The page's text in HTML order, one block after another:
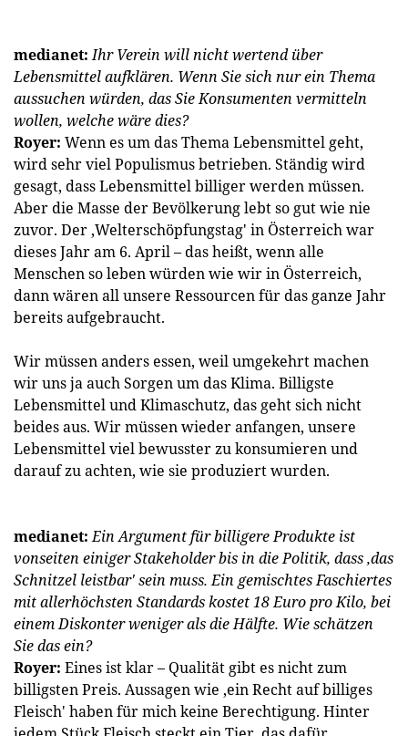
medianet:Ihr Verein will nicht wertend über
Lebensmittel aufklären. Wenn Sie sich nur ein Thema
aussuchen würden, das Sie Konsumenten vermitteln
wollen, welche wäre dies?
Royer: Wenn es um das Thema Lebensmittel geht,
wird sehr viel Populismus betrieben. Ständig wird
gesagt, dass Lebensmittel billiger werden müssen.
Aber die Masse der Bevölkerung lebt so gut wie nie
zuvor. Der ‚Welterschöpfungstag' in Österreich war
dieses Jahr am 6. April – das heißt, wenn alle
Menschen so leben würden wie wir in Österreich,
dann wären all unsere Ressourcen für das ganze Jahr
bereits aufgebraucht.
Wir müssen anders essen, weil umgekehrt machen
wir uns ja auch Sorgen um das Klima. Billigste
Lebensmittel und Klimaschutz, das geht sich nicht
beides aus. Wir müssen wieder anfangen, unsere
Lebensmittel viel bewusster zu konsumieren und
darauf zu achten, wie sie produziert wurden.
medianet:Ein Argument für billigere Produkte ist
vonseiten einiger Stakeholder bis in die Politik, dass ‚das
Schnitzel leistbar' sein muss. Ein gemischtes Faschiertes
mit allerhöchsten Standards kostet 18 Euro pro Kilo, bei
einem Diskonter weniger als die Hälfte. Wie schätzen
Sie das ein?
Royer: Eines ist klar – Qualität gibt es nicht zum
billigsten Preis. Aussagen wie ‚ein Recht auf billiges
Fleisch' haben für mich keine Berechtigung. Hinter